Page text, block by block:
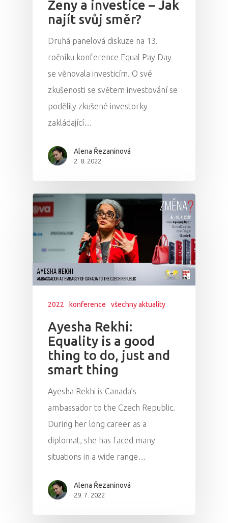
Ženy a investice – Jak
najít svůj směr?
Druhá panelová diskuze na 13.
ročníku konference Equal Pay Day
se věnovala investicím. O své
zkušenosti se světem investování se
podělily zkušené investorky -
zakládající…
Alena Řezaninová
2. 8. 2022
2022 konference všechny aktuality
Ayesha Rekhi:
Equality is a good
thing to do, just and
smart thing
Ayesha Rekhi is Canada’s
ambassador to the Czech Republic.
During her long career as a
diplomat, she has faced many
situations in a wide range…
Alena Řezaninová
29. 7. 2022